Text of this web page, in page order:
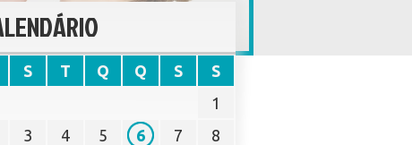
S T Q Q S
S
1
3 4 5 6 7
8